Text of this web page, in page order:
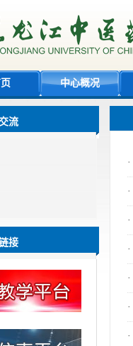
中心概况
流
接
·
·
·
·
·
·
·